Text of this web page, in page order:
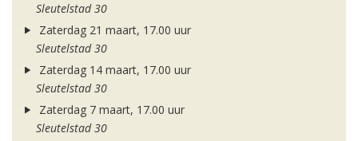
Sleutelstad 30
Zaterdag 21 maart, 17.00 uur
Sleutelstad 30
Zaterdag 14 maart, 17.00 uur
Sleutelstad 30
Zaterdag 7 maart, 17.00 uur
Sleutelstad 30